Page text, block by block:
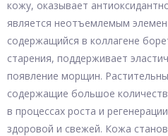
кожу, оказывает
является неотъемлемым
содержащийся в коллагене
старения, поддерживает
появление морщин.
содержащие большое
в процессах роста и
здоровой и свежей. Кожа